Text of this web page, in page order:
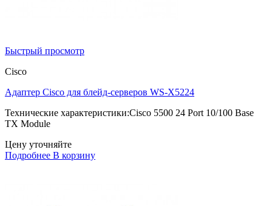
Быстрый просмотр
Cisco
Адаптер Cisco для блейд-серверов WS-X5224
Технические характеристики:Cisco 5500 24 Port 10/100 Base
TX Module
Цену уточняйте
Подробнее В корзину